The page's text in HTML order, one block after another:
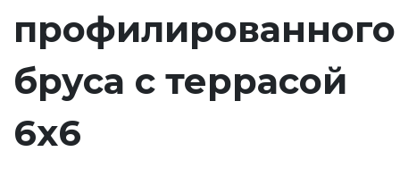
профилированного
бруса с террасой
6х6